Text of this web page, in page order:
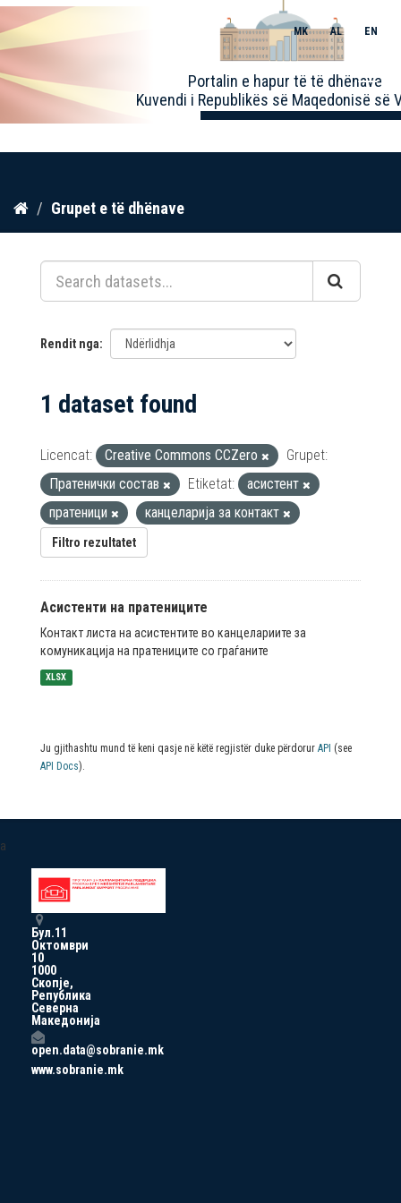
Kalo
përmbajtja
Portalin e hapur të të dhënave
Kuvendi i Republikës së Maqedonisë së
MK AL EN
Toggle
Grupet e të dhënave
Rendit nga
1 dataset found
Licencat: Creative Commons CCZero
Grupet:
Пратенички состав
Etiketat:
асистент
пратеници
канцеларија за контакт
Filtro rezultatet
Асистенти на пратениците
Контакт листа на асистентите во канцелариите за
комуникација на пратениците со граѓаните
XLSX
Ju gjithashtu mund të keni qasje në këtë regjistër duke përdorur API (see
API Docs).
a
Бул.11
Октомври
10
1000
Скопје,
Република
Северна
Македонија
open.data@sobranie.mk
www.sobranie.mk